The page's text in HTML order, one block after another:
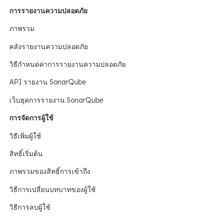
การรายงานความปลอดภัย
ภาพรวม
คลังรายงานความปลอดภัย
วิธีกำหนดค่าการรายงานความปลอดภัย
API รายงาน SonarQube
เว็บฮุคการรายงาน SonarQube
การจัดการผู้ใช้
วิธีเพิ่มผู้ใช้
สิทธิ์เริ่มต้น
ภาพรวมของสิทธิ์การเข้าถึง
วิธีการเปลี่ยนบทบาทของผู้ใช้
วิธีการลบผู้ใช้